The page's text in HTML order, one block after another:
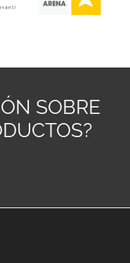
SOBRE